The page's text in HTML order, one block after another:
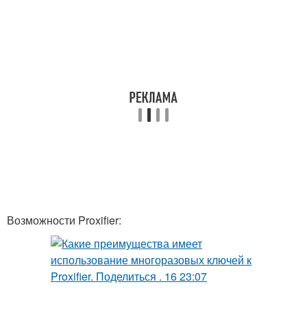
Возможности Proxifier: